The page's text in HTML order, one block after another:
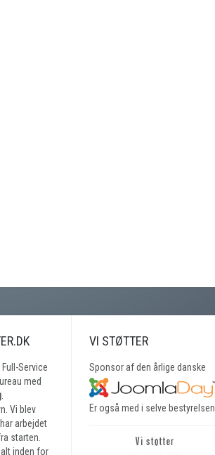
Service
med
Vi blev
arbejdet
starten.
inden for
VI STØTTER
Sponsor af den årlige danske
Er også med i selve bestyrelsen.